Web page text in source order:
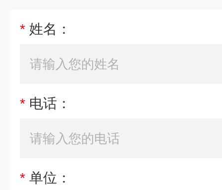
* 姓名：
* 电话：
* 单位：